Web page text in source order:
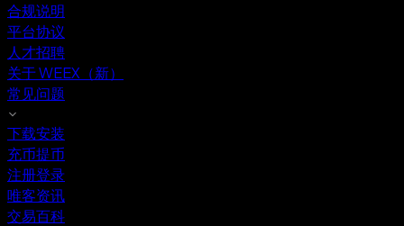
合规说明
平台协议
人才招聘
关于 WEEX（新）
常见问题
下载安装
充币提币
注册登录
唯客资讯
交易百科